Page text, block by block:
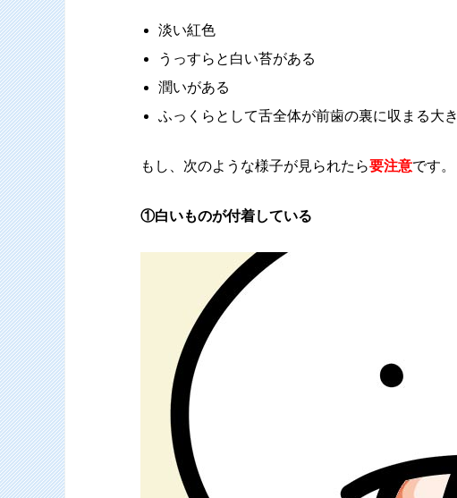
淡い紅色
うっすらと白い苔がある
潤いがある
ふっくらとして舌全体が前歯の裏に収まる大
もし、次のような様子が見られたら要注意です。
①白いものが付着している